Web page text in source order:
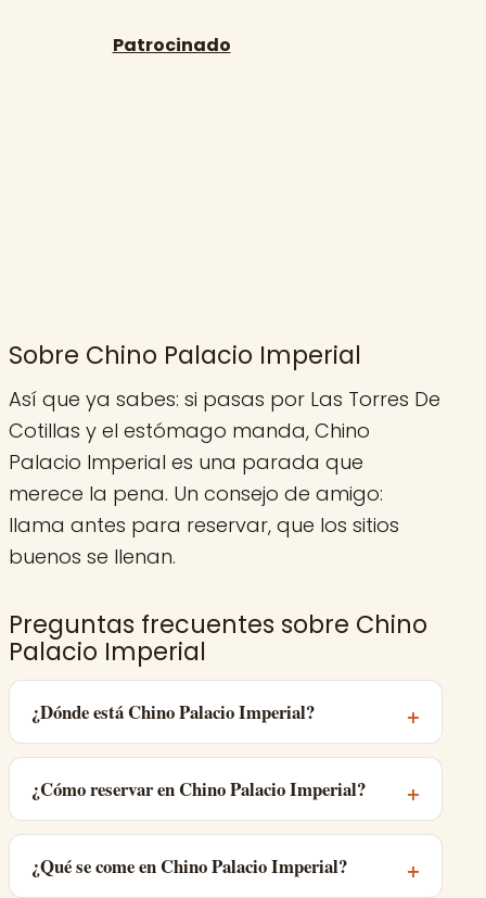
Sobre Chino Palacio Imperial
Así que ya sabes: si pasas por Las Torres De
Cotillas y el estómago manda, Chino
Palacio Imperial es una parada que
merece la pena. Un consejo de amigo:
llama antes para reservar, que los sitios
buenos se llenan.
Preguntas frecuentes sobre Chino
Palacio Imperial
¿Dónde está Chino Palacio Imperial?
¿Cómo reservar en Chino Palacio Imperial?
¿Qué se come en Chino Palacio Imperial?